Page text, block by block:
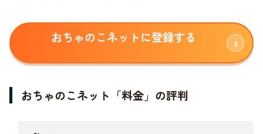
おちゃのこネットに登録する
おちゃのこネット「料金」の評判